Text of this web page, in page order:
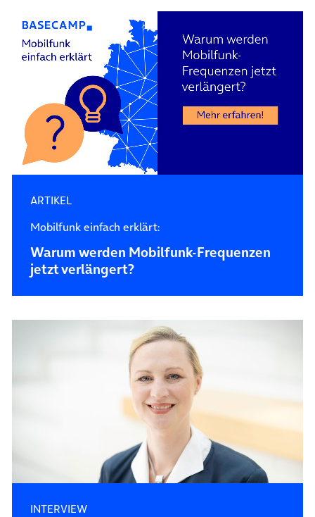
ARTIKEL
Mobilfunk einfach erklärt:
Warum werden Mobilfunk-Frequenzen
jetzt verlängert?
INTERVIEW